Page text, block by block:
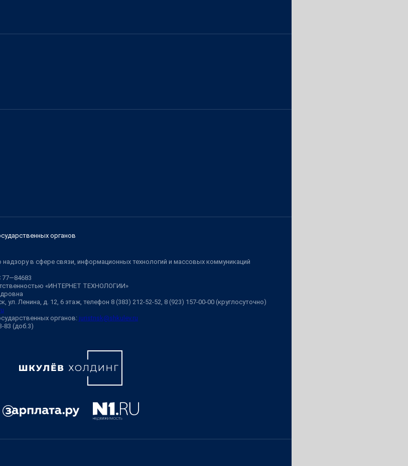
органов
в сфере связи, информационных технологий и массовых коммуникаций
«ИНТЕРНЕТ ТЕХНОЛОГИИ»
ул. Ленина, д. 12, 6 этаж, телефон 8 (383) 212-52-52, 8 (923) 157-00-00 (круглосуточно)
органов: juristnsk@shkulev.ru
83 (доб.3)